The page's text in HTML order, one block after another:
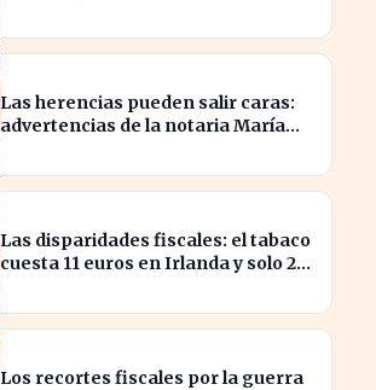
Las herencias pueden salir caras:
advertencias de la notaria María
Las disparidades fiscales: el tabaco
cuesta 11 euros en Irlanda y solo 2
Los recortes fiscales por la guerra